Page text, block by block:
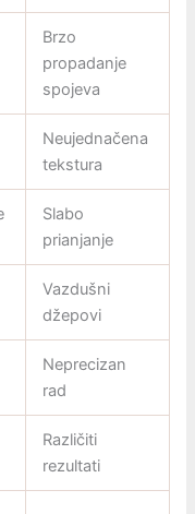
Brzo
propadanje
spojeva
Neujednačena
tekstura
Slabo
prianjanje
Vazdušni
džepovi
Neprecizan
rad
Različiti
rezultati